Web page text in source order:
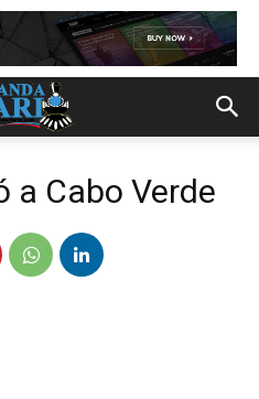
a Cabo Verde